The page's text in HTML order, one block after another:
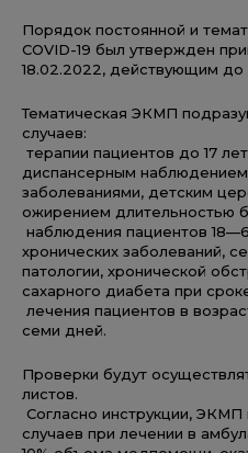
Порядок постоянной и
COVID-19 был утвержден
18.02.2022, действующим до
Тематическая ЭКМП
случаев:
терапии пациентов до 17
диспансерным наблюдением
заболеваниями, детским
ожирением длительностью
наблюдения пациентов
хронических заболеваний,
патологии, хронической
сахарного диабета при
лечения пациентов в
семи дней.
Проверки будут
листов.
Согласно инструкции,
случаев при лечении в